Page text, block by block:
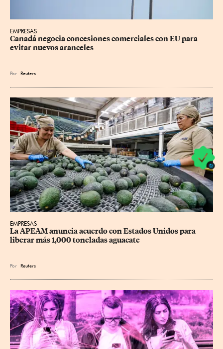
EMPRESAS
Canadá negocia concesiones comerciales con EU para
evitar nuevos aranceles
Por Reuters
EMPRESAS
La APEAM anuncia acuerdo con Estados Unidos para
liberar más 1,000 toneladas aguacate
Por Reuters